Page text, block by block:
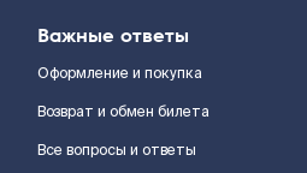
Важные ответы
Оформление и покупка
Возврат и обмен билета
Все вопросы и ответы